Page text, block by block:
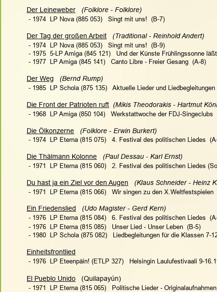
Der Leineweber
   (Folklore - Folklore)
- 1974  LP Nova (885 053)   Singt mit uns!  (B-7)
Der Tag der großen Arbeit
   (Traditional - Reinhold Andert)
- 1974  LP Nova (885 053)   Singt mit uns!  (B-9)
- 1975  5-LP Amiga (845 121)   Und der Künste Frühlingssonne
- 1977  LP Amiga (845 141)   Canto Libre - Freier Gesang  (A-8)
Der Weg
   (Bernd Rump)
- 1985  LP Schola (875 135)   Aktuelle Lieder und
Die Front der Patrioten ruft
(Mikis Theodorakis - Hartmut
- 1968  LP Amiga (850 104)   Werkstattwoche der FDJ-Singeclubs
Die Ölkonzerne
(Folklore - Erwin Burkert)
- 1974  LP Eterna (815 075) 4. Festival des politischen Liedes
Die Thälmann Kolonne (Paul Dessau - Karl Ernst)
- 1971  LP Eterna (815 060) 2. Festival des politischen Liedes
Du hast ja ein Ziel vor den Augen
(Klaus Schneider - Heinz
- 1971  LP Eterna (815 066)   Wir singen zu den X.Weltfestspielen
Ein Friedenslied
   (Udo Magister - Gerd Kern)
- 1976  LP Eterna (815 084) 6. Festival des politischen Liedes
- 1976  LP Eterna (815 085)   Unser Lied - Unser Leben  (B-5)
- 1980  LP Schola (875 082)   Liedbegleitungen für die Klassen 7-
Einheitsfrontlied
- 1976  LP Eteenpäin! (ETLP 327) Helsingin Laulufestivaali 9-
El Pueblo Unido
   (Quilapayún)
- 1971  LP Eterna (815 065)   Politische Lieder -